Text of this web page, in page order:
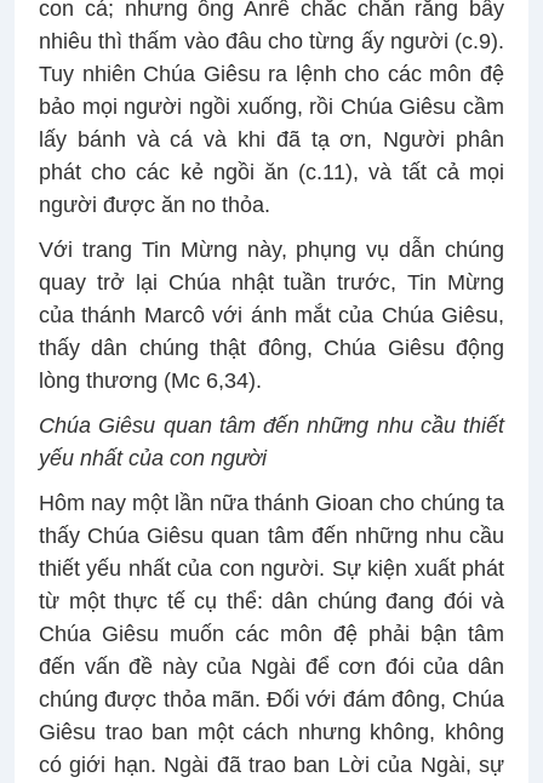
con cá; nhưng ông Anrê chắc chắn rằng bấy
nhiêu thì thấm vào đâu cho từng ấy người (c.9).
Tuy nhiên Chúa Giêsu ra lệnh cho các môn đệ
bảo mọi người ngồi xuống, rồi Chúa Giêsu cầm
lấy bánh và cá và khi đã tạ ơn, Người phân
phát cho các kẻ ngồi ăn (c.11), và tất cả mọi
người được ăn no thỏa.
Với trang Tin Mừng này, phụng vụ dẫn chúng
quay trở lại Chúa nhật tuần trước, Tin Mừng
của thánh Marcô với ánh mắt của Chúa Giêsu,
thấy dân chúng thật đông, Chúa Giêsu động
lòng thương (Mc 6,34).
Chúa Giêsu quan tâm đến những nhu cầu thiết
yếu nhất của con người
Hôm nay một lần nữa thánh Gioan cho chúng ta
thấy Chúa Giêsu quan tâm đến những nhu cầu
thiết yếu nhất của con người. Sự kiện xuất phát
từ một thực tế cụ thể: dân chúng đang đói và
Chúa Giêsu muốn các môn đệ phải bận tâm
đến vấn đề này của Ngài để cơn đói của dân
chúng được thỏa mãn. Đối với đám đông, Chúa
Giêsu trao ban một cách nhưng không, không
có giới hạn. Ngài đã trao ban Lời của Ngài, sự